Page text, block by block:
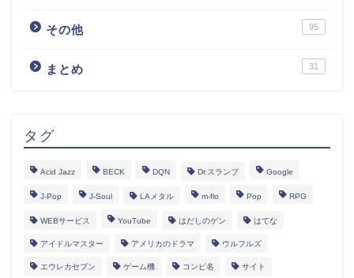
その他 95
まとめ 31
タグ
Acid Jazz BECK DQN Dr.スランプ Google
J-Pop J-Soul LAメタル m-flo Pop RPG
WEBサービス YouTube はだしのゲン はてな
アイドルマスター アメリカのドラマ ウルフルズ
エウレカセブン ゲーム機 コンピ名 サイト